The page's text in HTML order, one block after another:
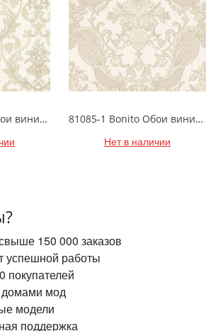
81077-2 Bonito Обои виниловые на бумажной основе 1.06*15.5 81085-1 Bonito Обои виниловые на бумажной основе 1.06*15.5
Нет в наличии
150 000 заказов
успешной работы
покупателей
домами мод
модели
поддержка